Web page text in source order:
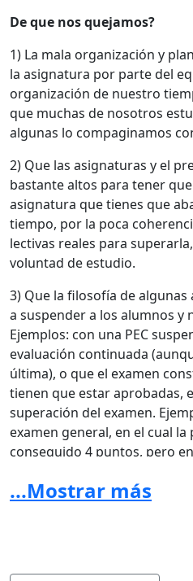
De que nos quejamos?
1) La mala organización y
la asignatura por parte del
organización de nuestro
que muchas de nosotros
algunas lo compaginamos
2) Que las asignaturas y el
bastante altos para tener
asignatura que tienes que
tiempo, por la poca
lectivas reales para
voluntad de estudio.
3) Que la filosofía de
a suspender a los alumnos y
Ejemplos: con una PEC
evaluación continuada
última), o que el examen
tienen que estar aprobadas,
superación del examen.
examen general, en el cual
conseguido 4 puntos, pero
4) La metodología
...Mostrar más